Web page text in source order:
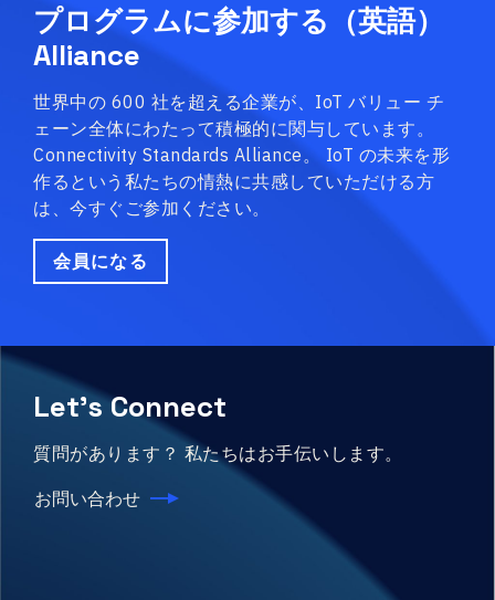
プログラムに参加する（英語）
Alliance
世界中の 600 社を超える企業が、IoT バリュー チ
ェーン全体にわたって積極的に関与しています。
Connectivity Standards Alliance。 IoT の未来を形
作るという私たちの情熱に共感していただける方
は、今すぐご参加ください。
会員になる
Let's Connect
質問があります？ 私たちはお手伝いします。
お問い合わせ